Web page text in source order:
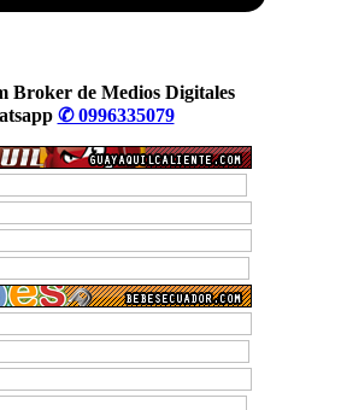
Broker de Medios Digitales
✆ 0996335079